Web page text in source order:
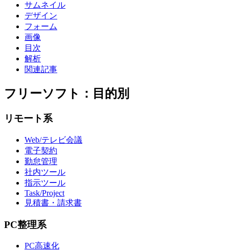
サムネイル
デザイン
フォーム
画像
目次
解析
関連記事
フリーソフト：目的別
リモート系
Web/テレビ会議
電子契約
勤怠管理
社内ツール
指示ツール
Task/Project
見積書・請求書
PC整理系
PC高速化